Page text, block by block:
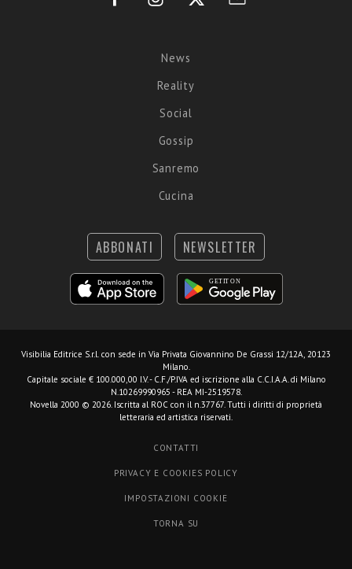
News
Reality
Social
Gossip
Sanremo
Cucina
ABBONATI NEWSLETTER
Visibilia Editrice S.r.l. con sede in Via Privata Giovannino De Grassi 12/12A, 20123
Milano.
Capitale sociale € 100.000,00 I.V. - C.F./P.IVA ed iscrizione alla C.C.I.A.A. di Milano
N.10269990965 - REA MI-2519578.
Novella 2000 © 2026. Iscritta al ROC con il n.37767. Tutti i diritti di proprietà
letteraria ed artistica riservati.
CONTATTI
PRIVACY E COOKIES POLICY
IMPOSTAZIONI COOKIE
TORNA SU